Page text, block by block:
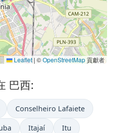
Leaflet | ©OpenStreetMap貢獻者
巴西:
Conselheiro Lafaiete
Itajaí Itu